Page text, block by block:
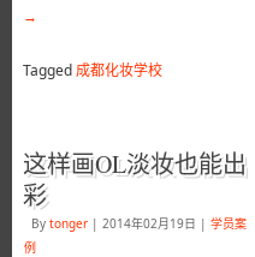
→
Tagged成都化妆学校
这样画OL淡妆也能出
彩
By tonger | 2014年02月19日 | 学员案
例